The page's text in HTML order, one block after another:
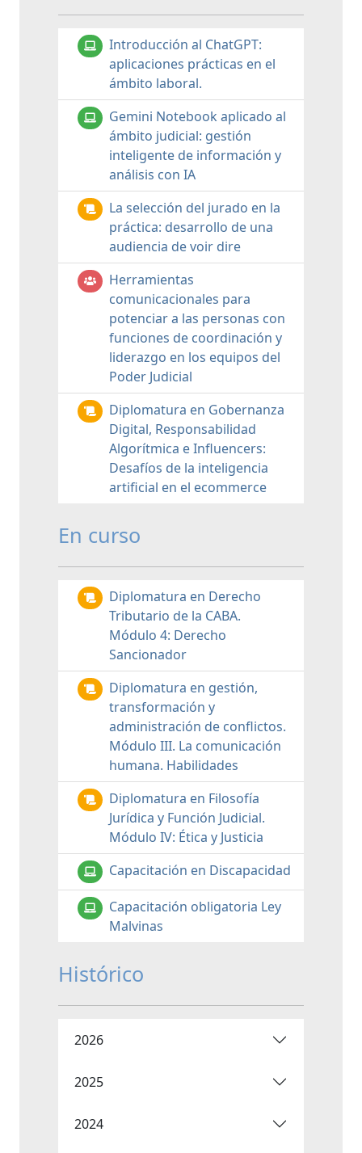
Introducción al ChatGPT:
aplicaciones prácticas en el
ámbito laboral.
Gemini Notebook aplicado al
ámbito judicial: gestión
inteligente de información y
análisis con IA
La selección del jurado en la
práctica: desarrollo de una
audiencia de voir dire
Herramientas
comunicacionales para
potenciar a las personas con
funciones de coordinación y
liderazgo en los equipos del
Poder Judicial
Diplomatura en Gobernanza
Digital, Responsabilidad
Algorítmica e Influencers:
Desafíos de la inteligencia
artificial en el ecommerce
En curso
Diplomatura en Derecho
Tributario de la CABA.
Módulo 4: Derecho
Sancionador
Diplomatura en gestión,
transformación y
administración de conflictos.
Módulo III. La comunicación
humana. Habilidades
Diplomatura en Filosofía
Jurídica y Función Judicial.
Módulo IV: Ética y Justicia
Capacitación en Discapacidad
Capacitación obligatoria Ley
Malvinas
Histórico
2026
2025
2024